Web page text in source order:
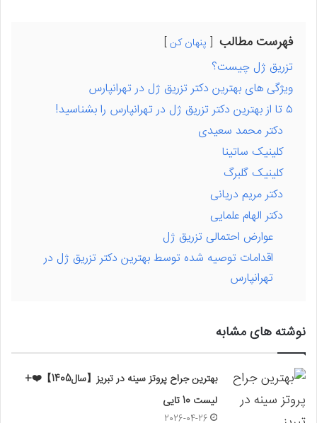
فهرست مطالب پنهان کن
تزریق ژل چیست؟
ویژگی های بهترین دکتر تزریق ژل در تهرانپارس
۵ تا از بهترین دکتر تزریق ژل در تهرانپارس را بشناسید!
دکتر محمد سعیدی
کلینیک ساتینا
کلینیک گلبرگ
دکتر مریم دریانی
دکتر الهام علمایی
عوارض احتمالی تزریق ژل
اقدامات توصیه شده توسط بهترین دکتر تزریق ژل در
تهرانپارس
نوشته های مشابه
بهترین جراح پروتز سینه در تبریز【سال1405】❤️+
لیست 10 تایی
2026-04-26